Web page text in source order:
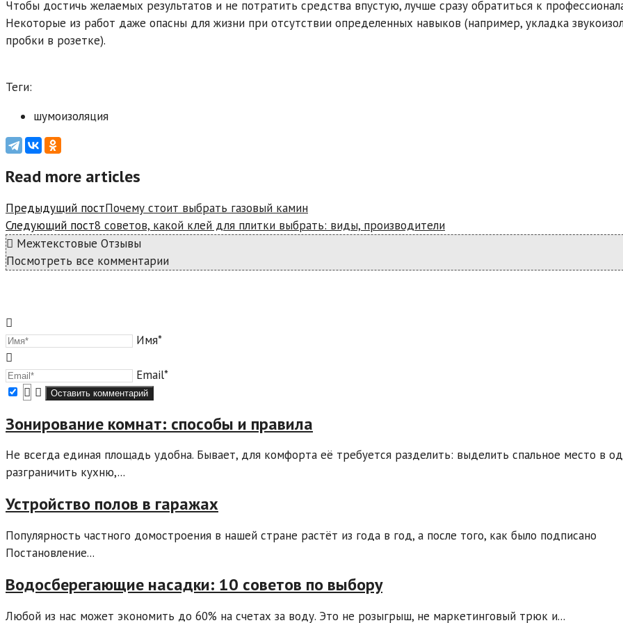
Чтобы достичь желаемых результатов и не потратить средства впустую, лучше сразу обратиться к
Некоторые из работ даже опасны для жизни при отсутствии определенных навыков (например, укладка
пробки в розетке).
Теги:
шумоизоляция
Read more articles
Предыдущий постПочему стоит выбрать газовый камин
Следующий пост8 советов, какой клей для плитки выбрать: виды, производители
Межтекстовые Отзывы
Посмотреть все комментарии
Имя*
Email*
Зонирование комнат: способы и правила
Не всегда единая площадь удобна. Бывает, для комфорта её требуется разделить: выделить спальное место в
разграничить кухню,...
Устройство полов в гаражах
Популярность частного домостроения в нашей стране растёт из года в год, а после того, как было подписано
Постановление...
Водосберегающие насадки: 10 советов по выбору
Любой из нас может экономить до 60% на счетах за воду. Это не розыгрыш, не маркетинговый трюк и...